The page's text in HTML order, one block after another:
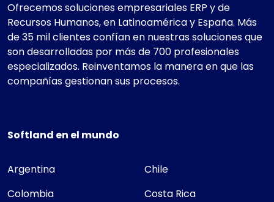
Ofrecemos soluciones empresariales ERP y de
Recursos Humanos, en Latinoamérica y España. Más
de 35 mil clientes confían en nuestras soluciones que
son desarrolladas por más de 700 profesionales
especializados. Reinventamos la manera en que las
compañías gestionan sus procesos.
Softland en el mundo
Argentina
Chile
Colombia
Costa Rica